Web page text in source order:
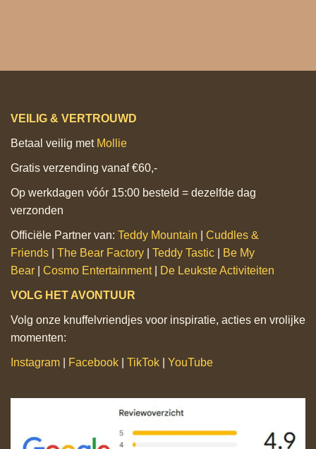
VEILIG & VERTROUWD
Betaal veilig met Mollie
Gratis verzending vanaf €60,-
Op werkdagen vóór 15:00 besteld = dezelfde dag
verzonden
Officiële Partner van: Teddy Mountain
Cuddles &
Friends
The Bear Factory Teddy Tastic
Be My
Bear
Cosmo Entertainment| De Leukste Activiteiten
VOLG HET AVONTUUR
Volg onze knuffelvriendjes voor inspiratie, acties en vrolijke
momenten:
Instagram Facebook TikTok YouTube